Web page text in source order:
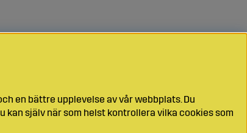
en bättre upplevelse av vår webbplats. Du
kan själv när som helst kontrollera vilka cookies som